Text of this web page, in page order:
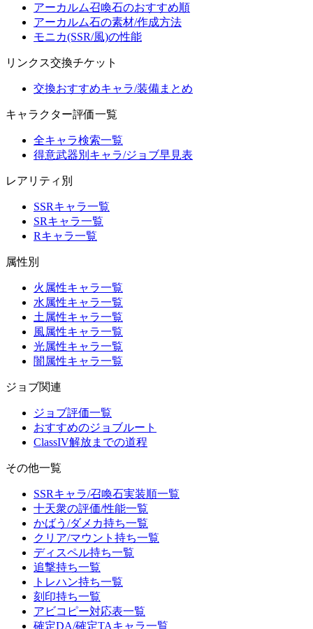
アーカルム召喚石のおすすめ順
アーカルム石の素材/作成方法
モニカ(SSR/風)の性能
リンクス交換チケット
交換おすすめキャラ/装備まとめ
キャラクター評価一覧
全キャラ検索一覧
得意武器別キャラ/ジョブ早見表
レアリティ別
SSRキャラ一覧
SRキャラ一覧
Rキャラ一覧
属性別
火属性キャラ一覧
水属性キャラ一覧
土属性キャラ一覧
風属性キャラ一覧
光属性キャラ一覧
闇属性キャラ一覧
ジョブ関連
ジョブ評価一覧
おすすめのジョブルート
ClassIV解放までの道程
その他一覧
SSRキャラ/召喚石実装順一覧
十天衆の評価/性能一覧
かばう/ダメカ持ち一覧
クリア/マウント持ち一覧
ディスペル持ち一覧
追撃持ち一覧
トレハン持ち一覧
刻印持ち一覧
アビコピー対応表一覧
確定DA/確定TAキャラ一覧